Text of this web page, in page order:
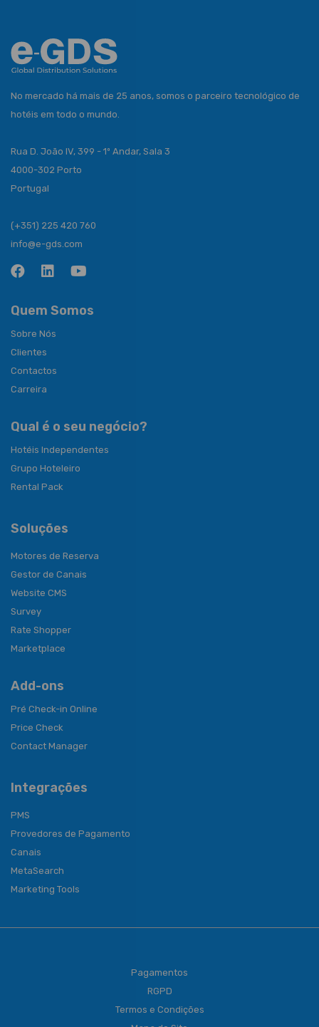
No mercado há mais de 25 anos, somos o parceiro tecnológico de
hotéis em todo o mundo.
Rua D. João IV, 399 - 1º Andar, Sala 3
4000-302 Porto
Portugal
(+351) 225 420 760
info@e-gds.com
Quem Somos
Sobre Nós
Clientes
Contactos
Carreira
Qual é o seu negócio?
Hotéis Independentes
Grupo Hoteleiro
Rental Pack
Soluções
Motores de Reserva
Gestor de Canais
Website CMS
Survey
Rate Shopper
Marketplace
Add-ons
Pré Check-in Online
Price Check
Contact Manager
Integrações
PMS
Provedores de Pagamento
Canais
MetaSearch
Marketing Tools
Pagamentos
RGPD
Termos e Condições